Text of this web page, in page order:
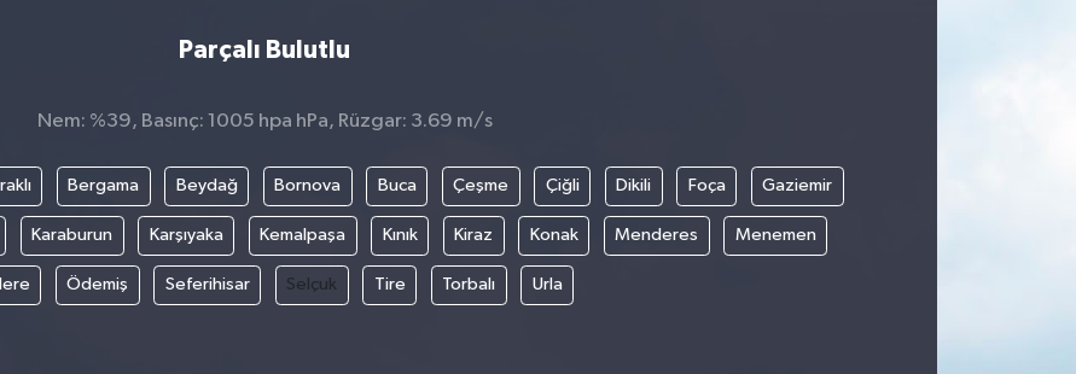
Parçalı Bulutlu
Nem: %39, Basınç: 1005 hpa hPa, Rüzgar: 3.69 m/s
Bergama Beydağ Bornova Buca Çeşme Çiğli Dikili Foça Gaziemir
Karaburun Karşıyaka Kemalpaşa Kınık Kiraz Konak Menderes Menemen
Ödemiş Seferihisar Selçuk Tire Torbalı Urla